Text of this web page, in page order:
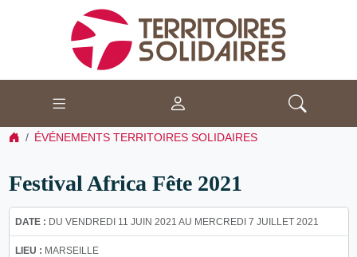
ÉVÉNEMENTS TERRITOIRES SOLIDAIRES
Festival Africa Fête 2021
DATE : DU VENDREDI 11 JUIN 2021 AU MERCREDI 7 JUILLET 2021
LIEU : MARSEILLE